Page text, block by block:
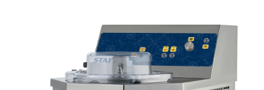
🍨 Il Gelato Artigianale